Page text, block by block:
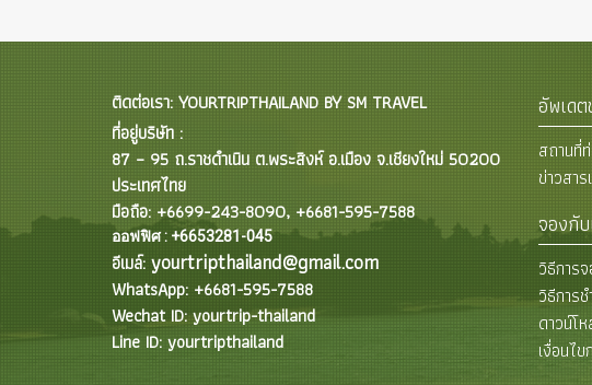
ติดต่อเรา: YOURTRIPTHAILAND BY SM TRAVEL
ที่อยู่บริษัท :
87 – 95 ถ.ราชดำเนิน ต.พระสิงห์ อ.เมือง จ.เชียงใหม่ 50200
ประเทศไทย
มือถือ: +6699-243-8090, +6681-595-7588
ออฟฟิศ : +6653281-045
อีเมล์: yourtripthailand@gmail.com
WhatsApp: +6681-595-7588
Wechat ID: yourtrip-thailand
Line ID: yourtripthailand
อัพเด
สถานที่
ข่าวสา
จองกับ
วิธีการ
วิธีการ
ดาวน์โ
เงื่อนไ